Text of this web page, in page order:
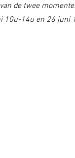
de twee
10u-14u en 26 juni